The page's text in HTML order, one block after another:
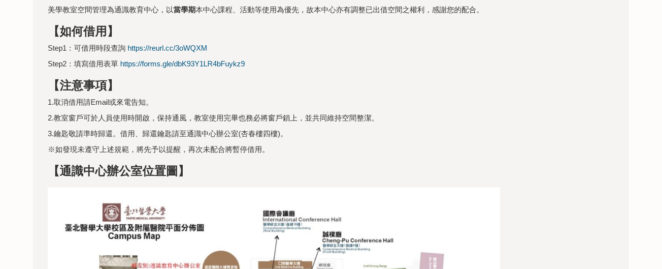
美學教室空間管理為通識教育中心，以當學期本中心課程、活動等使用為優先，故本中心亦有調整已出借空間之權利，感謝您的配合。
【如何借用】
Step1：可借用時段查詢 https://reurl.cc/3oWQXM
Step2：填寫借用表單 https://forms.gle/dbK93Y1LR4bFuykz9
【注意事項】
1.取消借用請Email或來電告知。
2.教室窗戶可於人員使用時開啟，保持通風，教室使用完畢也務必將窗戶鎖上，並共同維持空間整潔。
3.鑰匙敬請準時歸還。借用、歸還鑰匙請至通識中心辦公室(杏春樓四樓)。
※如發現未遵守上述規範，將先予以提醒，再次未配合將暫停借用。
【通識中心辦公室位置圖】